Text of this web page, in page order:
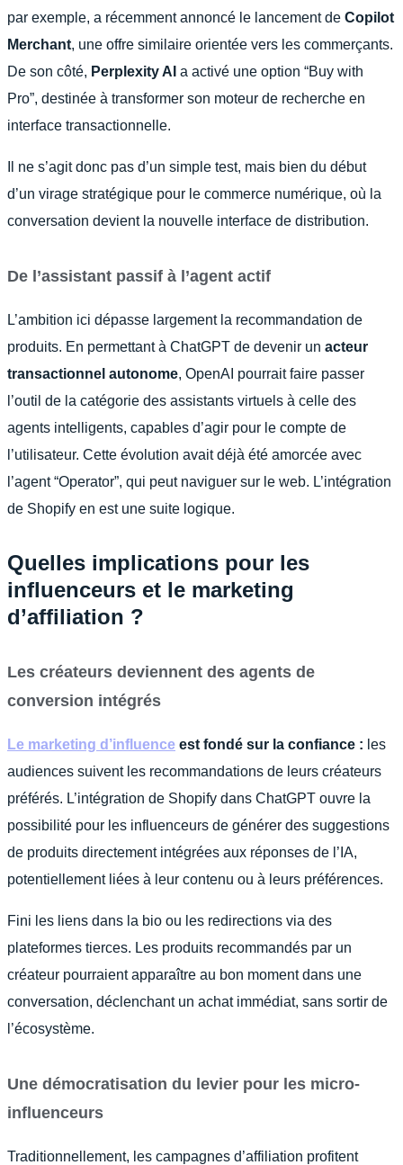
par exemple, a récemment annoncé le lancement de Copilot
Merchant, une offre similaire orientée vers les commerçants.
De son côté, Perplexity AI a activé une option “Buy with
Pro”, destinée à transformer son moteur de recherche en
interface transactionnelle.
Il ne s’agit donc pas d’un simple test, mais bien du début
d’un virage stratégique pour le commerce numérique, où la
conversation devient la nouvelle interface de distribution.
De l’assistant passif à l’agent actif
L’ambition ici dépasse largement la recommandation de
produits. En permettant à ChatGPT de devenir un acteur
transactionnel autonome, OpenAI pourrait faire passer
l’outil de la catégorie des assistants virtuels à celle des
agents intelligents, capables d’agir pour le compte de
l’utilisateur. Cette évolution avait déjà été amorcée avec
l’agent “Operator”, qui peut naviguer sur le web. L’intégration
de Shopify en est une suite logique.
Quelles implications pour les
influenceurs et le marketing
d’affiliation ?
Les créateurs deviennent des agents de
conversion intégrés
Le marketing d’influence est fondé sur la confiance : les
audiences suivent les recommandations de leurs créateurs
préférés. L’intégration de Shopify dans ChatGPT ouvre la
possibilité pour les influenceurs de générer des suggestions
de produits directement intégrées aux réponses de l’IA,
potentiellement liées à leur contenu ou à leurs préférences.
Fini les liens dans la bio ou les redirections via des
plateformes tierces. Les produits recommandés par un
créateur pourraient apparaître au bon moment dans une
conversation, déclenchant un achat immédiat, sans sortir de
l’écosystème.
Une démocratisation du levier pour les micro-
influenceurs
Traditionnellement, les campagnes d’affiliation profitent